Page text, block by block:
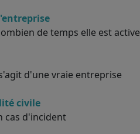
de temps elle est active
d'une vraie entreprise
civile
cas d'incident